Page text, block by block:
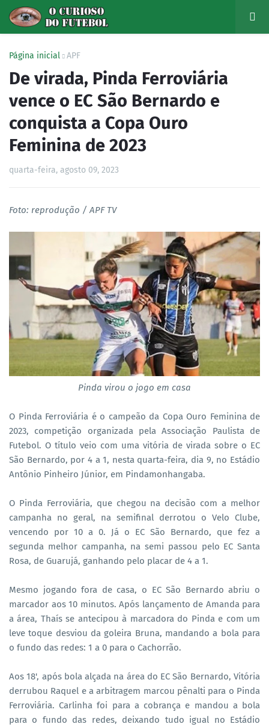
Página inicial APF
De virada, Pinda Ferroviária
vence o EC São Bernardo e
conquista a Copa Ouro
Feminina de 2023
quarta-feira, agosto 09, 2023
Foto: reprodução / APF TV
Pinda virou o jogo em casa
O Pinda Ferroviária é o campeão da Copa Ouro Feminina de
2023, competição organizada pela Associação Paulista de
Futebol. O título veio com uma vitória de virada sobre o EC
São Bernardo, por 4 a 1, nesta quarta-feira, dia 9, no Estádio
Antônio Pinheiro Júnior, em Pindamonhangaba.
O Pinda Ferroviária, que chegou na decisão com a melhor
campanha no geral, na semifinal derrotou o Velo Clube,
vencendo por 10 a 0. Já o EC São Bernardo, que fez a
segunda melhor campanha, na semi passou pelo EC Santa
Rosa, de Guarujá, ganhando pelo placar de 4 a 1.
Mesmo jogando fora de casa, o EC São Bernardo abriu o
marcador aos 10 minutos. Após lançamento de Amanda para
a área, Thaís se antecipou à marcadora do Pinda e com um
leve toque desviou da goleira Bruna, mandando a bola para
o fundo das redes: 1 a 0 para o Cachorrão.
Aos 18', após bola alçada na área do EC São Bernardo, Vitória
derrubou Raquel e a arbitragem marcou pênalti para o Pinda
Ferroviária. Carlinha foi para a cobrança e mandou a bola
para o fundo das redes, deixando tudo igual no Estádio